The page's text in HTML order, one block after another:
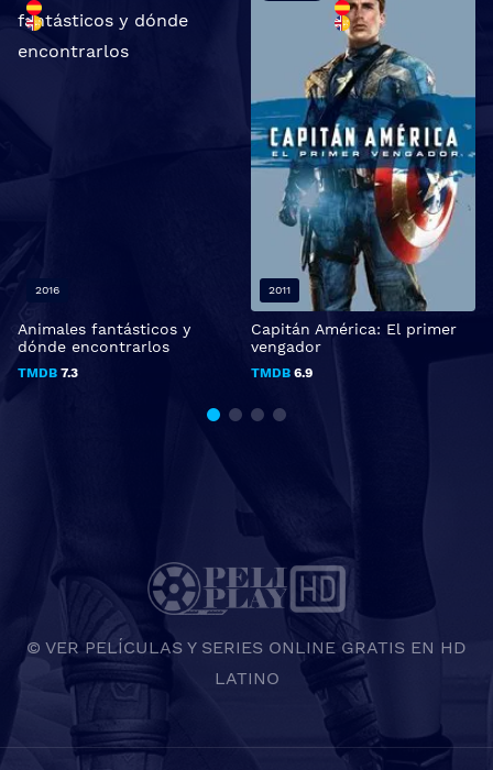
Animales fantásticos y
dónde encontrarlos
TMDB 7.3
2016
Capitán América: El primer
vengador
TMDB 6.9
2011
© VER PELÍCULAS Y SERIES ONLINE GRATIS EN HD
LATINO